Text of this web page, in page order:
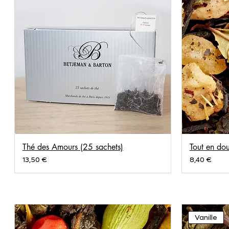
Thé des Amours (25 sachets)
Prix
13,50 €
Tout en
Prix
8,40 €
Vanille